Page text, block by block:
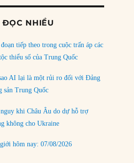
Nhật Bản?
thất bại: Các quỹ đầu tư mạo
và khía cạnh chính trị của vốn
kết thúc Chiến tranh Iran?
tiếp của Bắc Kinh ở Biển Đông
NHIỀU
tiếp theo trong cuộc trấn áp các
thiểu số của Trung Quốc
AI lại là một rủi ro đối với Đảng
sản Trung Quốc
khi Châu Âu do dự hỗ trợ
không cho Ukraine
hôm nay: 07/08/2026